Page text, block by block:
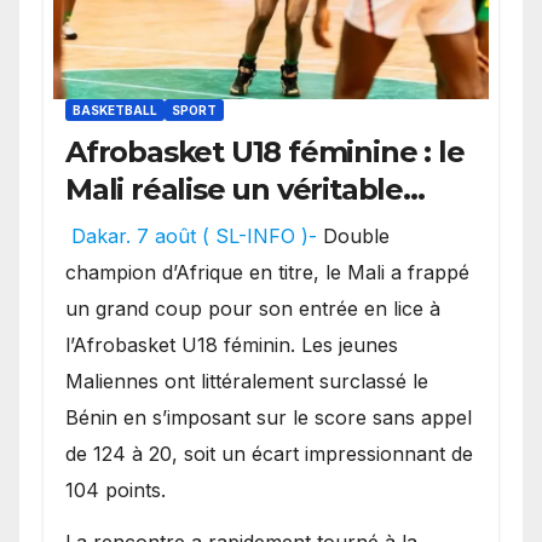
BASKETBALL SPORT
Afrobasket U18 féminine : le
Mali réalise un véritable
festival offensif et inflige
une lourde défaite au
Bénin.
Dakar. 7 août ( SL-INFO )- Double
champion d’Afrique en titre, le Mali a frappé
un grand coup pour son entrée en lice à
l’Afrobasket U18 féminin. Les jeunes
Maliennes ont littéralement surclassé le
Bénin en s’imposant sur le score sans appel
de 124 à 20, soit un écart impressionnant de
104 points.